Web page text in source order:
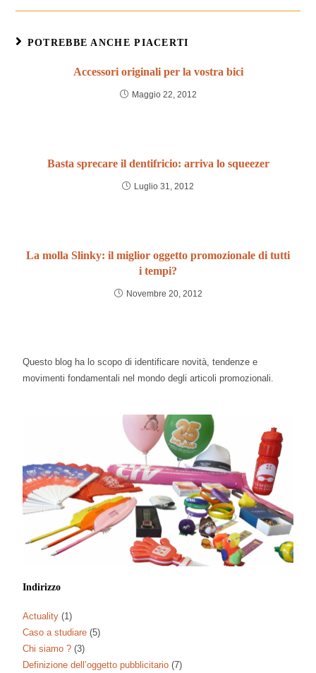
POTREBBE ANCHE PIACERTI
Accessori originali per la vostra bici
Maggio 22, 2012
Basta sprecare il dentifricio: arriva lo squeezer
Luglio 31, 2012
La molla Slinky: il miglior oggetto promozionale di tutti
i tempi?
Novembre 20, 2012
Questo blog ha lo scopo di identificare novità, tendenze e
movimenti fondamentali nel mondo degli articoli promozionali.
Indirizzo
Actuality (1)
Caso a studiare (5)
Chi siamo ? (3)
Definizione dell’oggetto pubblicitario (7)